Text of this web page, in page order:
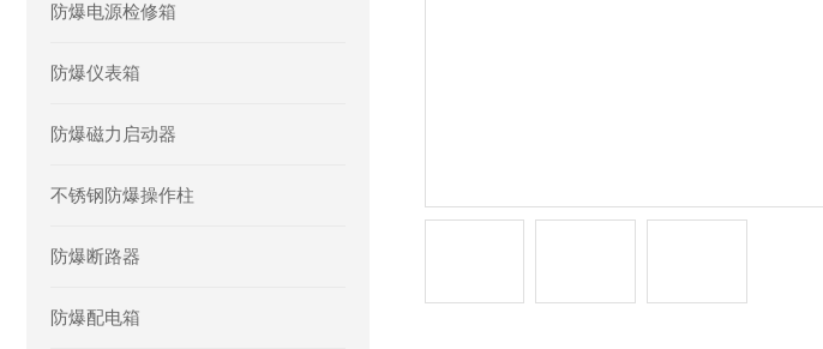
防爆电源检修箱
防爆仪表箱
防爆磁力启动器
不锈钢防爆操作柱
防爆断路器
防爆配电箱